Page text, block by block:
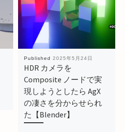
Published 2025年5月24日
HDR カメラを
Composite ノードで実
現しようとしたら AgX
の凄さを分からせられ
た【Blender】